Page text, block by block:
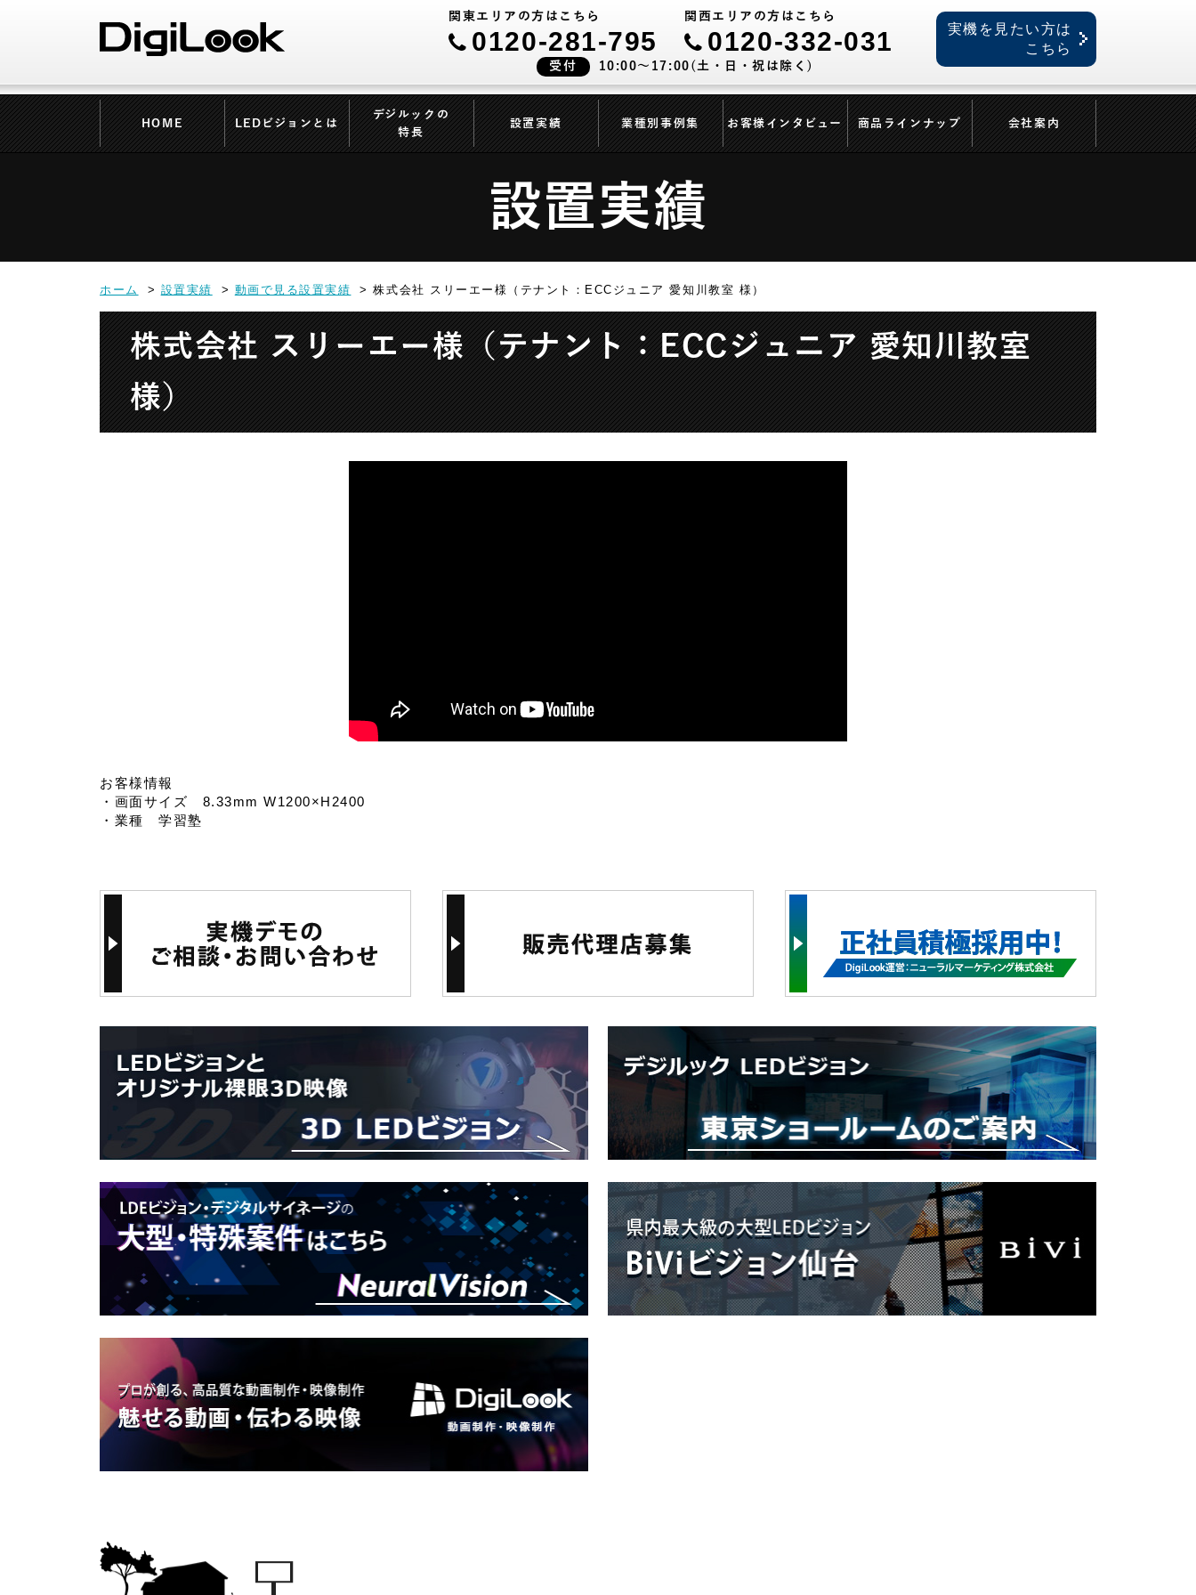
関東エリアの方はこちら
0120-281-795
関西エリアの方はこちら
0120-332-031
受付 10:00～17:00(土・日・祝は除く)
実機を見たい方は
こちら
HOME LEDビジョンとは
デジルックの
特長
設置実績 業種別事例集 お客様インタビュー 商品ラインナップ 会社案内
設置実績
ホーム 設置実績 動画で見る設置実績 株式会社 スリーエー様（テナント：ECCジュニア 愛知川教室 様）
株式会社 スリーエー様（テナント：ECCジュニア 愛知川教室
様）
お客様情報
・画面サイズ 8.33mm W1200×H2400
・業種 学習塾